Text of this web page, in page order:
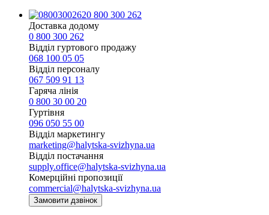
0 800 300 262
Доставка додому
0 800 300 262
Відділ гуртового продажу
068 100 05 05​
Відділ персоналу
067 509 91 13
Гаряча лінія
0 800 30 00 20
Гуртівня
096 050 55 00
Відділ маркетингу
marketing@halytska-svizhyna.ua
Відділ постачання
supply.office@halytska-svizhyna.ua
Комерційні пропозиції
commercial@halytska-svizhyna.ua
Замовити дзвінок